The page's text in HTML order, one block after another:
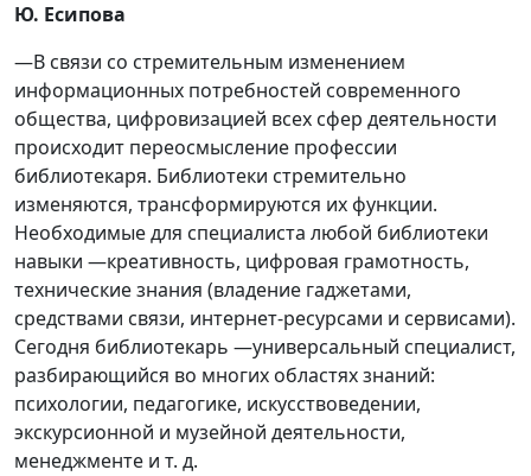
Ю. Есипова
—В связи со стремительным изменением
информационных потребностей современного
общества, цифровизацией всех сфер деятельности
происходит переосмысление профессии
библиотекаря. Библиотеки стремительно
изменяются, трансформируются их функции.
Необходимые для специалиста любой библиотеки
навыки —креативность, цифровая грамотность,
технические знания (владение гаджетами,
средствами связи, интернет-ресурсами и сервисами).
Сегодня библиотекарь —универсальный специалист,
разбирающийся во многих областях знаний:
психологии, педагогике, искусствоведении,
экскурсионной и музейной деятельности,
менеджменте и т. д.